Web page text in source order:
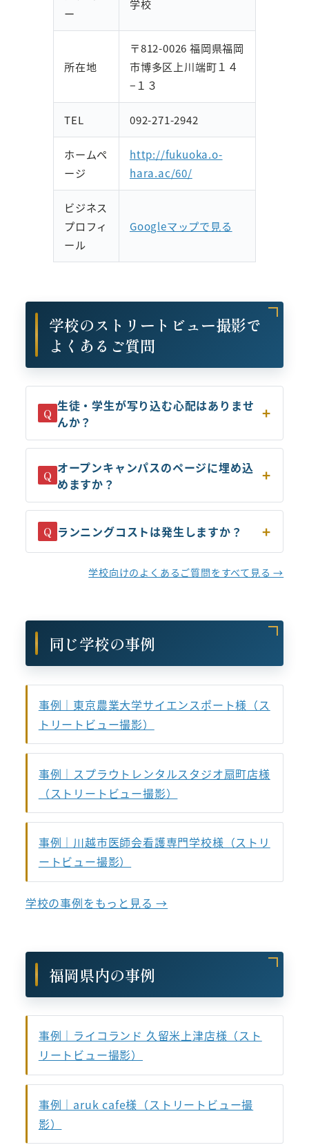
ー
学校
所在地
〒812-0026 福岡県福岡
市博多区上川端町１４
−１３
TEL 092-271-2942
ホームペ
ージ
http://fukuoka.o-
hara.ac/60/
ビジネス
プロフィ
ール
Googleマップで見る
学校のストリートビュー撮影で
よくあるご質問
Q 生徒・学生が写り込む心配はありませ
んか？
Q オープンキャンパスのページに埋め込
めますか？
Q ランニングコストは発生しますか？
学校向けのよくあるご質問をすべて見る →
同じ学校の事例
事例｜東京農業大学サイエンスポート様（ス
トリートビュー撮影）
事例｜スプラウトレンタルスタジオ扇町店様
（ストリートビュー撮影）
事例｜川越市医師会看護専門学校様（ストリ
ートビュー撮影）
学校の事例をもっと見る →
福岡県内の事例
事例｜ライコランド 久留米上津店様（スト
リートビュー撮影）
事例｜aruk cafe様（ストリートビュー撮
影）